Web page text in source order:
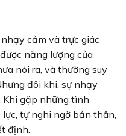
cảm và trực giác
năng lượng của
nói ra, và thường suy
đôi khi, sự nhạy
gặp những tình
tự nghi ngờ bản thân,
định.